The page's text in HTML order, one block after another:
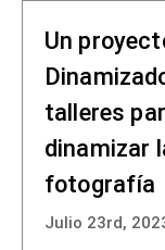
Un
talleres
dinamizar
fotografía
Julio 23rd,